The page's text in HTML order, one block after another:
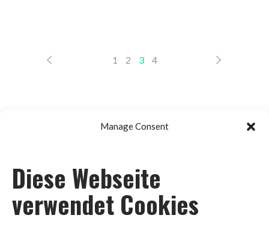
Manage Consent
Diese Webseite
verwendet Cookies
1 2 3 4
Impressum
Datenschutz